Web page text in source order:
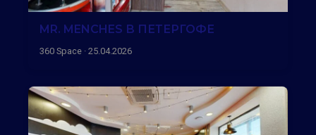
MR. MENCHES В ПЕТЕРГОФЕ
360 Space · 25.04.2026